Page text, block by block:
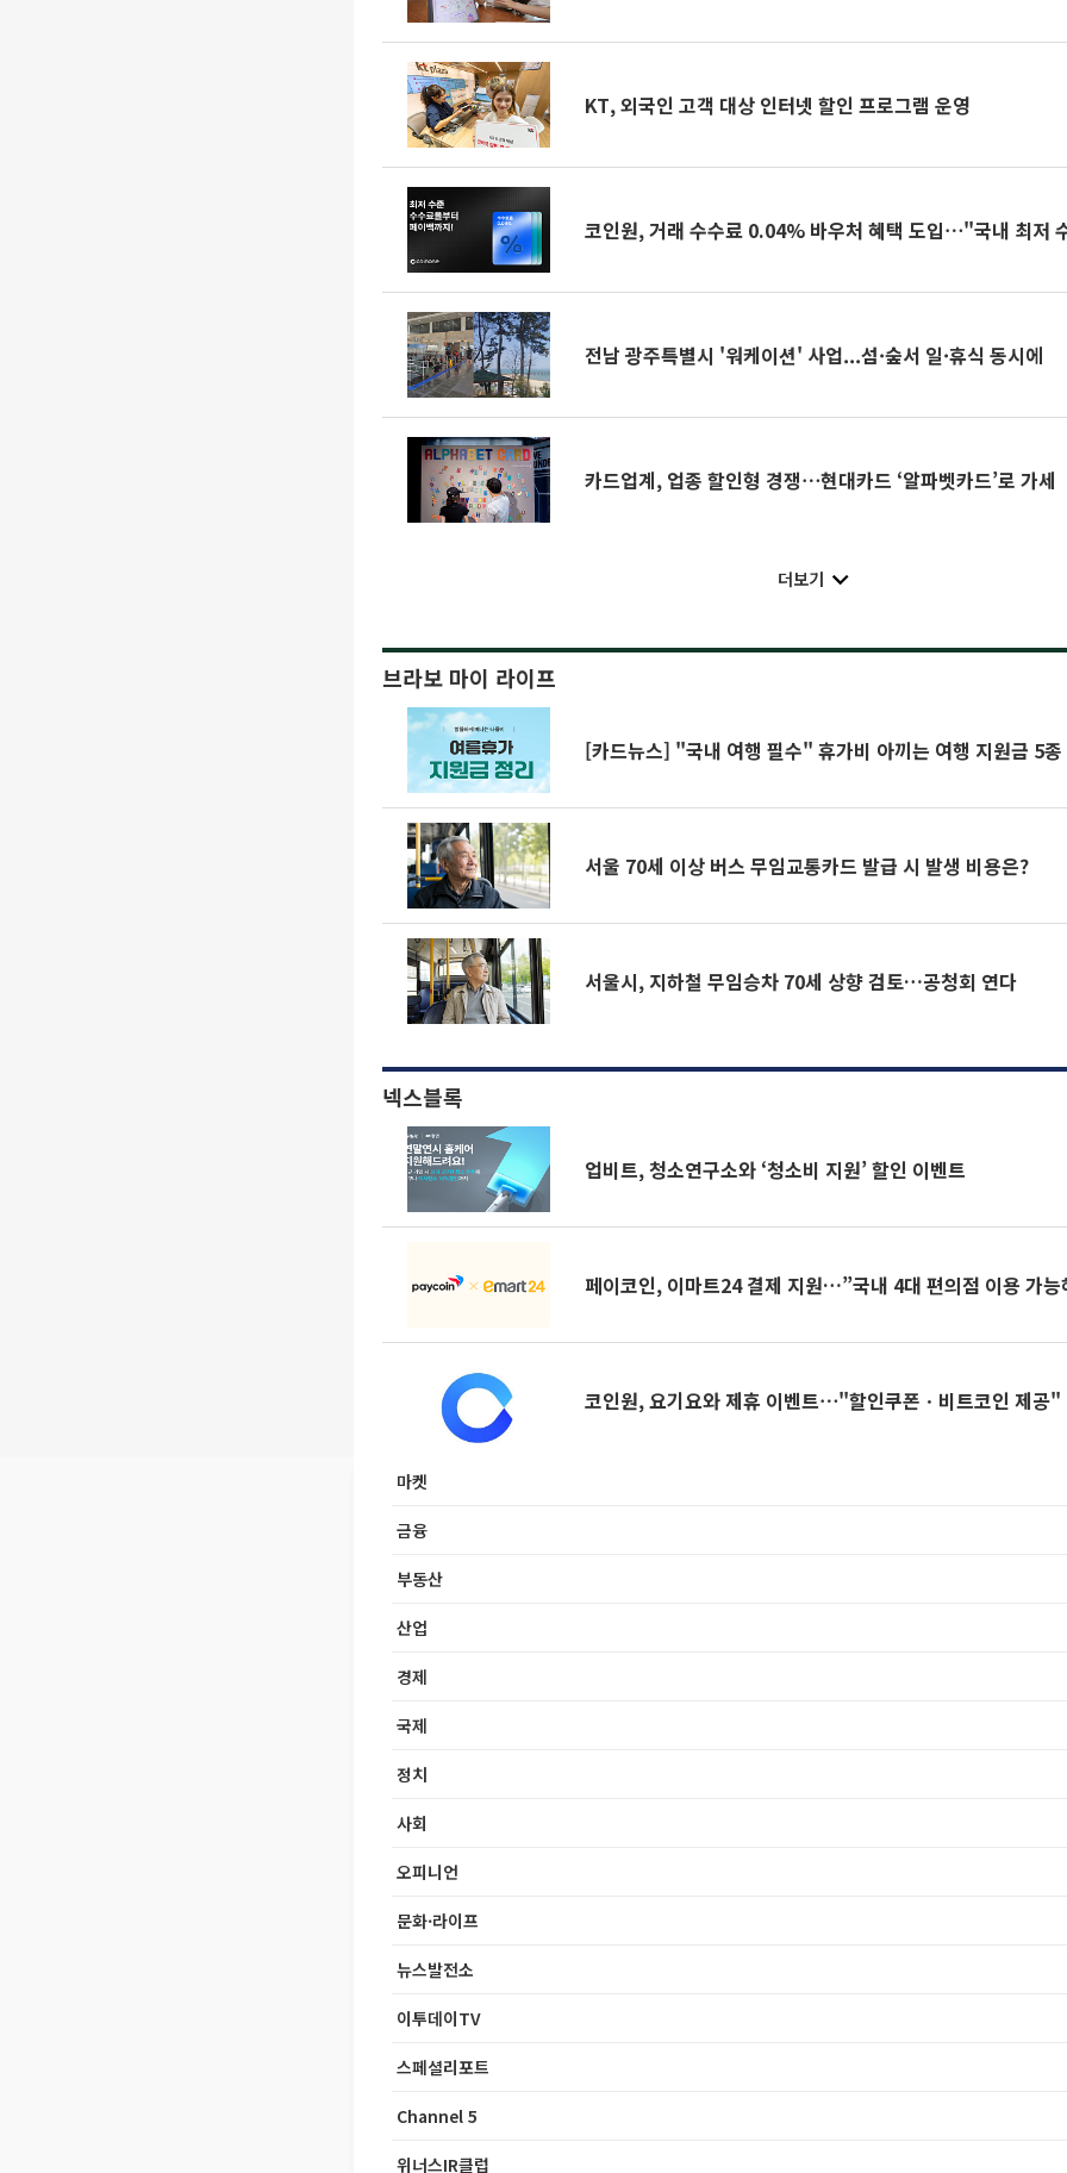
KT, 외국인 고객 대상 인터넷 할인 프로그램 운영
코인원, 거래 수수료 0.04% 바우처 혜택 도입⋯"국내 최저
전남 광주특별시 '워케이션' 사업...섬·숲서 일·휴식 동시에
카드업계, 업종 할인형 경쟁⋯현대카드 ‘알파벳카드’로 가세
더보기
브라보 마이 라이프
[카드뉴스] "국내 여행 필수" 휴가비 아끼는 여행 지원금 5종
서울 70세 이상 버스 무임교통카드 발급 시 발생 비용은?
서울시, 지하철 무임승차 70세 상향 검토…공청회 연다
넥스블록
업비트, 청소연구소와 ‘청소비 지원’ 할인 이벤트
페이코인, 이마트24 결제 지원…”국내 4대 편의점 이용 가능
코인원, 요기요와 제휴 이벤트⋯"할인쿠폰ㆍ비트코인 제공"
마켓
금융
부동산
산업
경제
국제
정치
사회
오피니언
문화·라이프
뉴스발전소
이투데이TV
스페셜리포트
Channel 5
위너스IR클럽